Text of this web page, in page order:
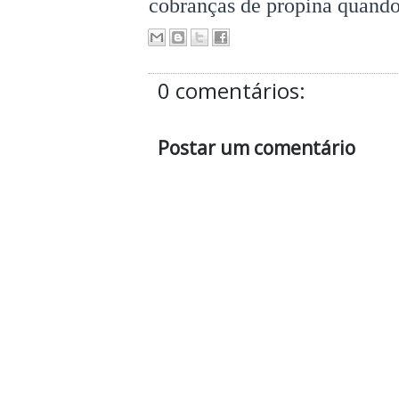
cobranças de propina
0 comentários:
Postar um comentário